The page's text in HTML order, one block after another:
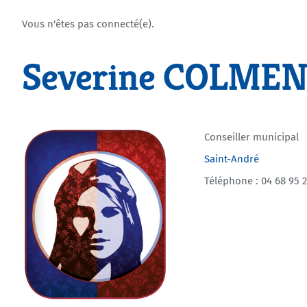
Vous n'êtes pas connecté(e).
Severine
Conseiller municipal
Saint-André
Téléphone : 04 68 95